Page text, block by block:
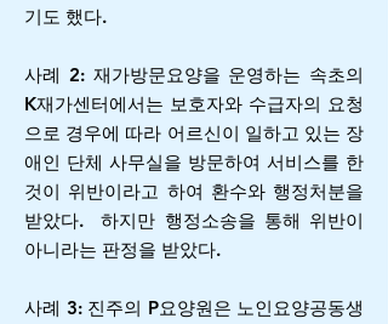
기도 했다.
사례 2: 재가방문요양을 운영하는 속초의
K재가센터에서는 보호자와 수급자의 요청
으로 경우에 따라 어르신이 일하고 있는 장
애인 단체 사무실을 방문하여 서비스를 한
것이 위반이라고 하여 환수와 행정처분을
받았다. 하지만 행정소송을 통해 위반이
아니라는 판정을 받았다.
사례 3: 진주의 P요양원은 노인요양공동생